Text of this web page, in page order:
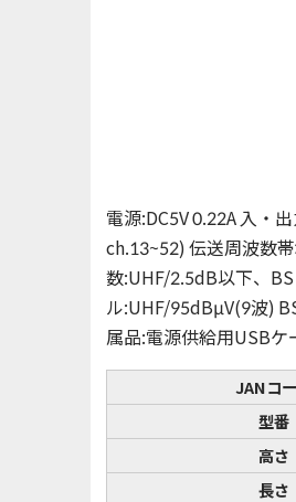
電源:DC5V 0.22A 入・
ch.13~52) 伝送周波数
数:UHF/2.5dB以下、
ル:UHF/95dBμV(9波)
属品:電源供給用USB
JANコ
型番
高さ
長さ